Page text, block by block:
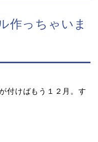
作っちゃいま
付けばもう１２月。す